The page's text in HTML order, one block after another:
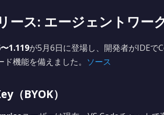
ース: エージェントワー
1.119が5月6日に登場し、開発者がIDE
機能を備えました。 ソース
（BYOK）